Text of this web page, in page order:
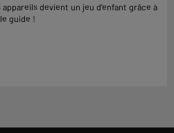
devient un jeu d’enfant grâce à
guide !